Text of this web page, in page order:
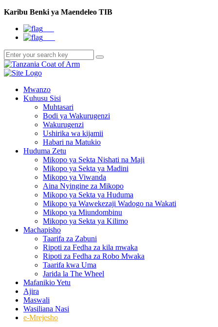
Karibu Benki ya Maendeleo TIB
Mwanzo
Kuhusu Sisi
Muhtasari
Bodi ya Wakurugenzi
Wakurugenzi
Ushirika wa kijamii
Habari na Matukio
Huduma Zetu
Mikopo ya Sekta Nishati na Maji
Mikopo ya Sekta ya Madini
Mikopo ya Viwanda
Aina Nyingine za Mikopo
Mikopo ya Sekta ya Huduma
Mikopo ya Wawekezaji Wadogo na Wakati
Mikopo ya Miundombinu
Mikopo ya Sekta ya Kilimo
Machapisho
Taarifa za Zabuni
Ripoti za Fedha za kila mwaka
Ripoti za Fedha za Robo Mwaka
Taarifa kwa Uma
Jarida la The Wheel
Mafanikio Yetu
Ajira
Maswali
Wasiliana Nasi
e-Mrejesho